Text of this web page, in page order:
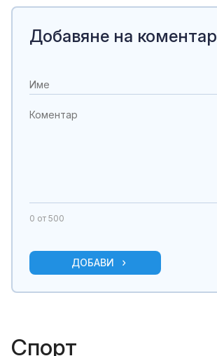
Добавяне на коментар
0 от 500
ДОБАВИ
Спорт